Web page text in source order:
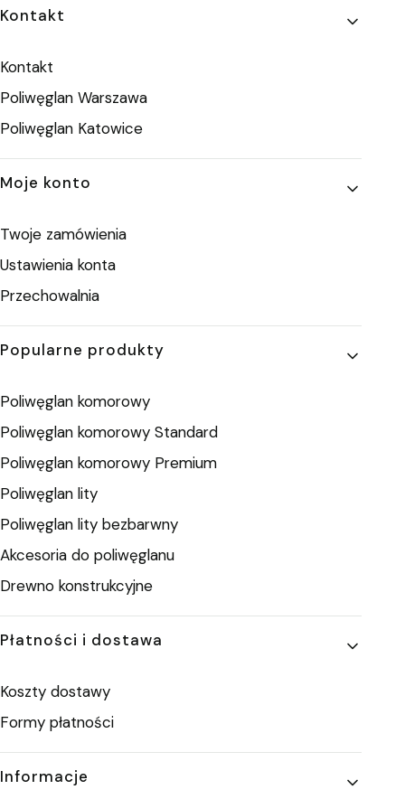
Linki w stopce
Kontakt
Kontakt
Poliwęglan Warszawa
Poliwęglan Katowice
Moje konto
Twoje zamówienia
Ustawienia konta
Przechowalnia
Popularne produkty
Poliwęglan komorowy
Poliwęglan komorowy Standard
Poliwęglan komorowy Premium
Poliwęglan lity
Poliwęglan lity bezbarwny
Akcesoria do poliwęglanu
Drewno konstrukcyjne
Płatności i dostawa
Koszty dostawy
Formy płatności
Informacje